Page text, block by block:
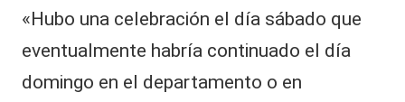
«Hubo una celebración el día sábado que
eventualmente habría continuado el día
domingo en el departamento o en